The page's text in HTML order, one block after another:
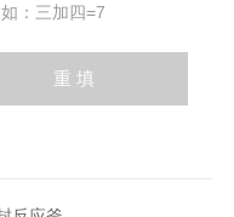
：三加四=7